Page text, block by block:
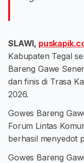
SLAWI,
Kabupaten Tegal
Bareng Gawe
dan finis di Trasa
2026.
Gowes Bareng
Forum Lintas
berhasil menyedot
Gowes Bareng